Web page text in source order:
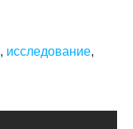
, исследование,